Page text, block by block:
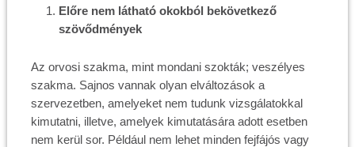
Előre nem látható okokból bekövetkező
szövődmények
Az orvosi szakma, mint mondani szokták; veszélyes
szakma. Sajnos vannak olyan elváltozások a
szervezetben, amelyeket nem tudunk vizsgálatokkal
kimutatni, illetve, amelyek kimutatására adott esetben
nem kerül sor. Például nem lehet minden fejfájós vagy